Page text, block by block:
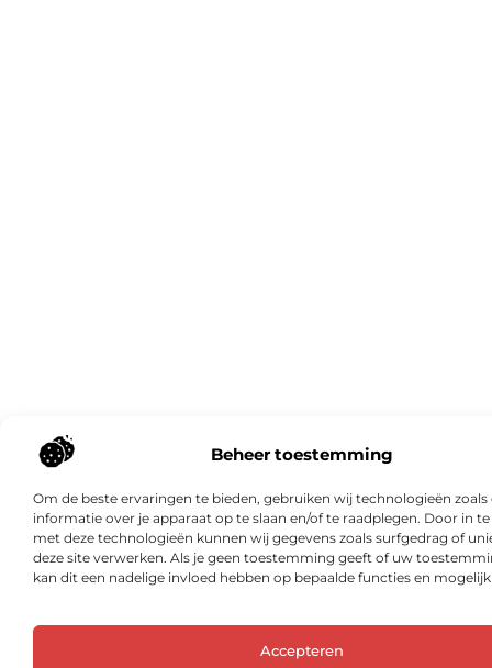
Beheer toestemming
Om de beste ervaringen te bieden, gebruiken wij technologieën
informatie over je apparaat op te slaan en/of te raadplegen. Door in
met deze technologieën kunnen wij gegevens zoals surfgedrag of
deze site verwerken. Als je geen toestemming geeft of uw
kan dit een nadelige invloed hebben op bepaalde functies en
Accepteren